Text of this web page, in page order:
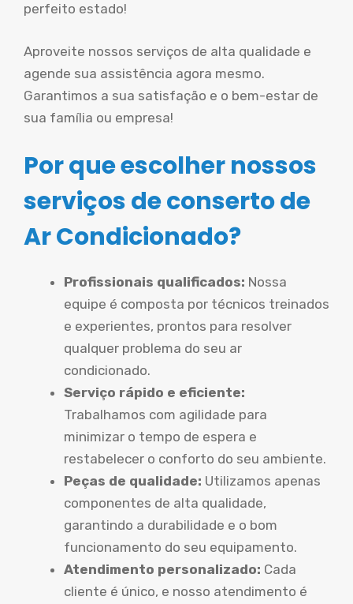
perfeito estado!
Aproveite nossos serviços de alta qualidade e
agende sua assistência agora mesmo.
Garantimos a sua satisfação e o bem-estar de
sua família ou empresa!
Por que escolher nossos
serviços de conserto de
Ar Condicionado?
Profissionais qualificados: Nossa
equipe é composta por técnicos treinados
e experientes, prontos para resolver
qualquer problema do seu ar
condicionado.
Serviço rápido e eficiente:
Trabalhamos com agilidade para
minimizar o tempo de espera e
restabelecer o conforto do seu ambiente.
Peças de qualidade: Utilizamos apenas
componentes de alta qualidade,
garantindo a durabilidade e o bom
funcionamento do seu equipamento.
Atendimento personalizado: Cada
cliente é único, e nosso atendimento é